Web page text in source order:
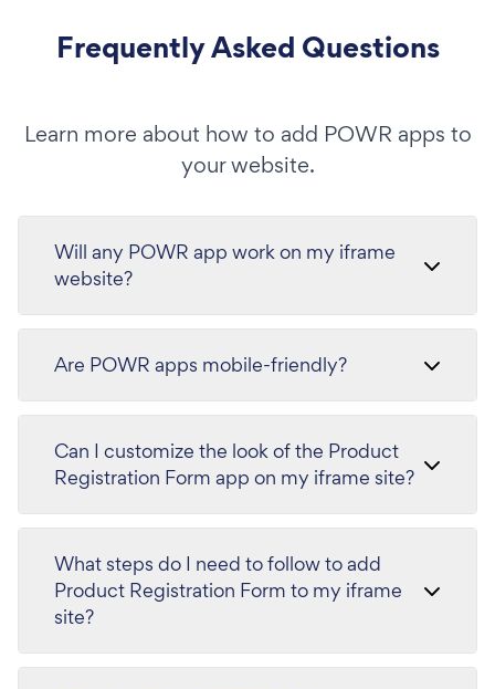
Frequently Asked Questions
Learn more about how to add POWR apps to
your website.
Will any POWR app work on my iframe
website?
Are POWR apps mobile-friendly?
Can I customize the look of the Product
Registration Form app on my iframe site?
What steps do I need to follow to add
Product Registration Form to my iframe
site?